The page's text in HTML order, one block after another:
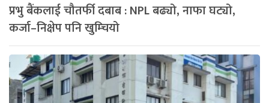
प्रभु बैंकलाई चौतर्फी दबाब : NPL बढ्यो, नाफा घट्यो,
कर्जा–निक्षेप पनि खुम्चियो